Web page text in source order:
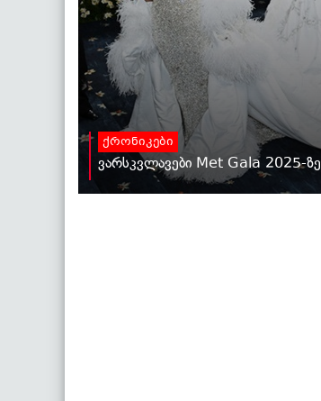
ქრონიკები
ვარსკვლავები Met Gala 2025-